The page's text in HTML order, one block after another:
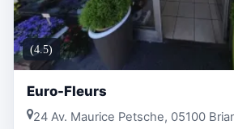
(4.5)
Euro-Fleurs
24 Av. Maurice Petsche, 05100